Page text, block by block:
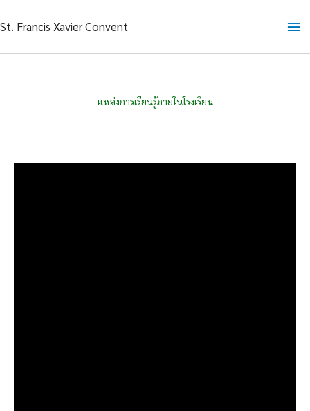
to
St. Francis Xavier Convent
แหล่งการเรียนรู้ภายในโรงเรียน